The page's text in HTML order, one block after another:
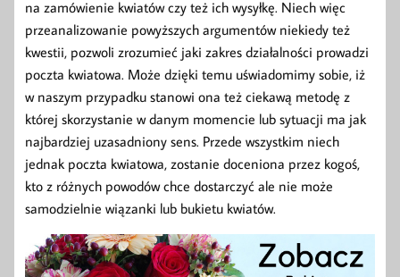
na zamówienie kwiatów czy też ich wysyłkę. Niech więc
przeanalizowanie powyższych argumentów niekiedy też
kwestii, pozwoli zrozumieć jaki zakres działalności prowadzi
poczta kwiatowa. Może dzięki temu uświadomimy sobie, iż
w naszym przypadku stanowi ona też ciekawą metodę z
której skorzystanie w danym momencie lub sytuacji ma jak
najbardziej uzasadniony sens. Przede wszystkim niech
jednak poczta kwiatowa, zostanie doceniona przez kogoś,
kto z różnych powodów chce dostarczyć ale nie może
samodzielnie wiązanki lub bukietu kwiatów.